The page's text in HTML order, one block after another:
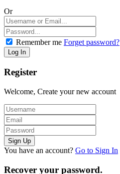
Or
Remember me Forget password?
Register
Welcome, Create your new account
You have an account? Go to Sign In
Recover your password.